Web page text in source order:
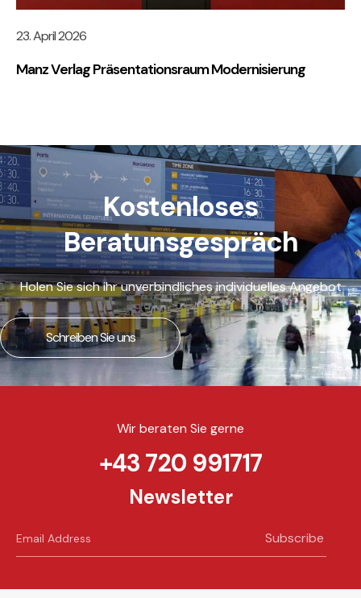
23. April 2026
Manz Verlag Präsentationsraum Modernisierung
Kostenloses
Beratunsgespräch
Holen Sie sich ihr unverbindliches individuelles Angebot
Schreiben Sie uns
Wir beraten Sie gerne
+43 720 991717
Newsletter
Subscribe